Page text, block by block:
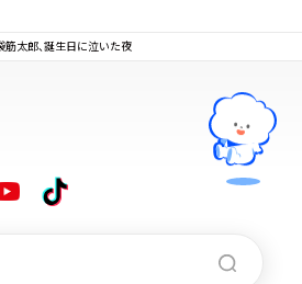
袋筋太郎、誕生日に泣いた夜